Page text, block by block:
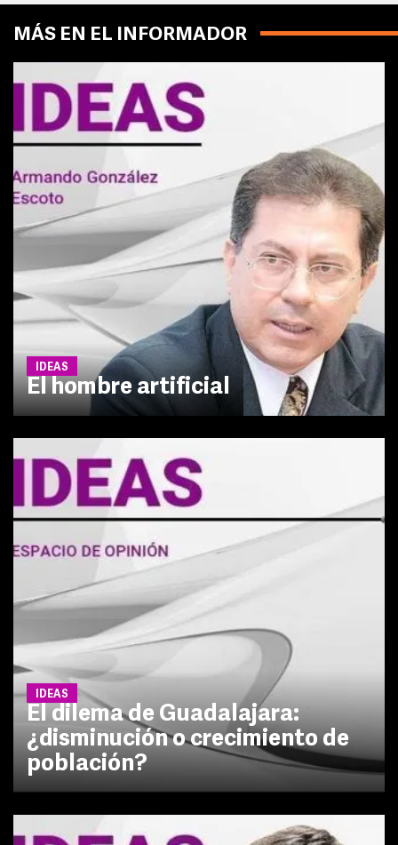
MÁS EN EL INFORMADOR
IDEAS
El hombre artificial
IDEAS
El dilema de Guadalajara:
¿disminución o crecimiento de
población?